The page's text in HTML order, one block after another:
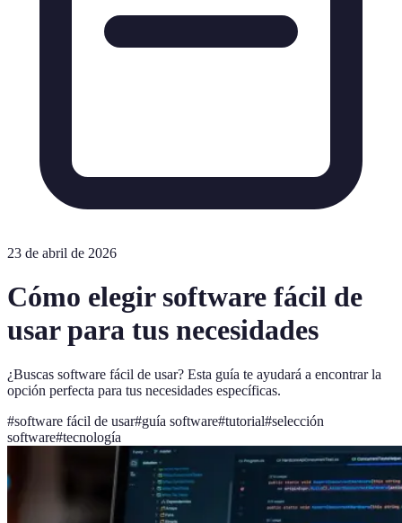
23 de abril de 2026
Cómo elegir software fácil de
usar para tus necesidades
¿Buscas software fácil de usar? Esta guía te ayudará a encontrar la
opción perfecta para tus necesidades específicas.
#software fácil de usar#guía software#tutorial#selección
software#tecnología